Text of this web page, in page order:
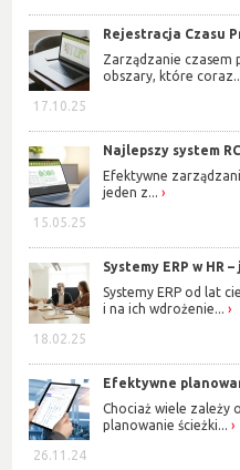
17.10.25
Rejestracja Czasu
Zarządzanie czasem
obszary, które
15.05.25
Najlepszy system
Efektywne
jeden z...
18.02.25
Systemy ERP w HR
Systemy ERP od lat
i na ich wdrożenie...
26.11.24
Efektywne
Chociaż wiele zależy
planowanie ścieżki...